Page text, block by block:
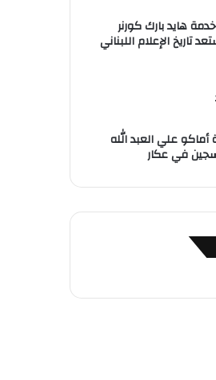
هايد بارك كورنر
تاريخ الإعلام اللبناني
علي العبد الله
في عكار